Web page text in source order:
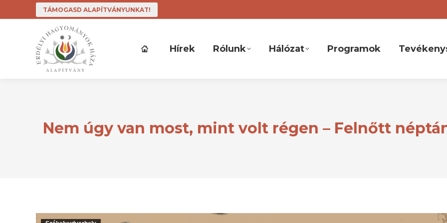
TÁMOGASD ALAPÍTVÁNYUNKAT!
Hírek Rólunk Hálózat Programok
Nem úgy van most, mint volt régen – Felnőtt